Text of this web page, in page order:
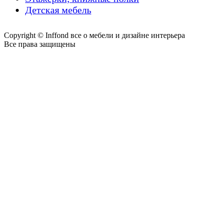
Детская мебель
Copyright © Inffond все о мебели и дизайне интерьера
Все права защищены